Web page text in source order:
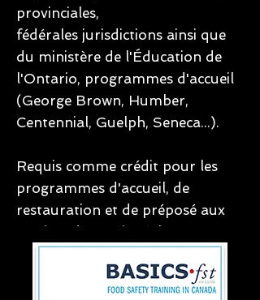
provinciales,
fédérales jurisdictions ainsi que
du ministère de l'Éducation de
l'Ontario, programmes d'accueil
(George Brown, Humber,
Centennial, Guelph, Seneca...).
Requis comme crédit pour les
programmes d'accueil, de
restauration et de préposé aux
services de soutien à la personne
(PSW) avec les collèges privés de